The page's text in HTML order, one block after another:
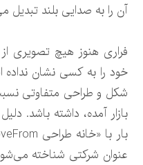
آن را به صدایی بلند تبدیل
فراری هنوز هیچ تصویری
خود را به کسی نشان نداده
شکل و طراحی متفاوتی
بازار آمده، داشته باشد.